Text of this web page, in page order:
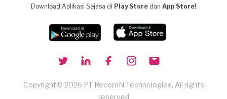
Download Aplikasi Sejasa di Play Store dan App Store!
Copyright© 2026 PT RecomN Technologies, All rights
reserved